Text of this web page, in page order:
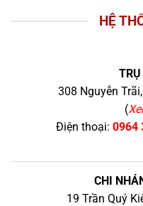
HỆ
308 Nguyễn
(
Điện thoại: 0964
CHI
19 Trần Quý